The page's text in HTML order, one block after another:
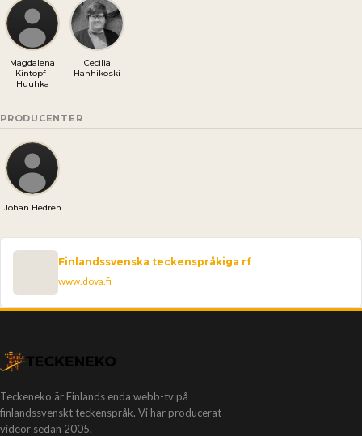
Magdalena
Kintopf-
Huuhka
Cecilia
Hanhikoski
PRODUCENTER
Johan Hedren
Finlandssvenska teckenspråkiga rf
www.dova.fi
Teckeneko är Finlands enda webb-tv på
finlandssvenskt teckenspråk. Vi har producerat
videor sedan 2005.